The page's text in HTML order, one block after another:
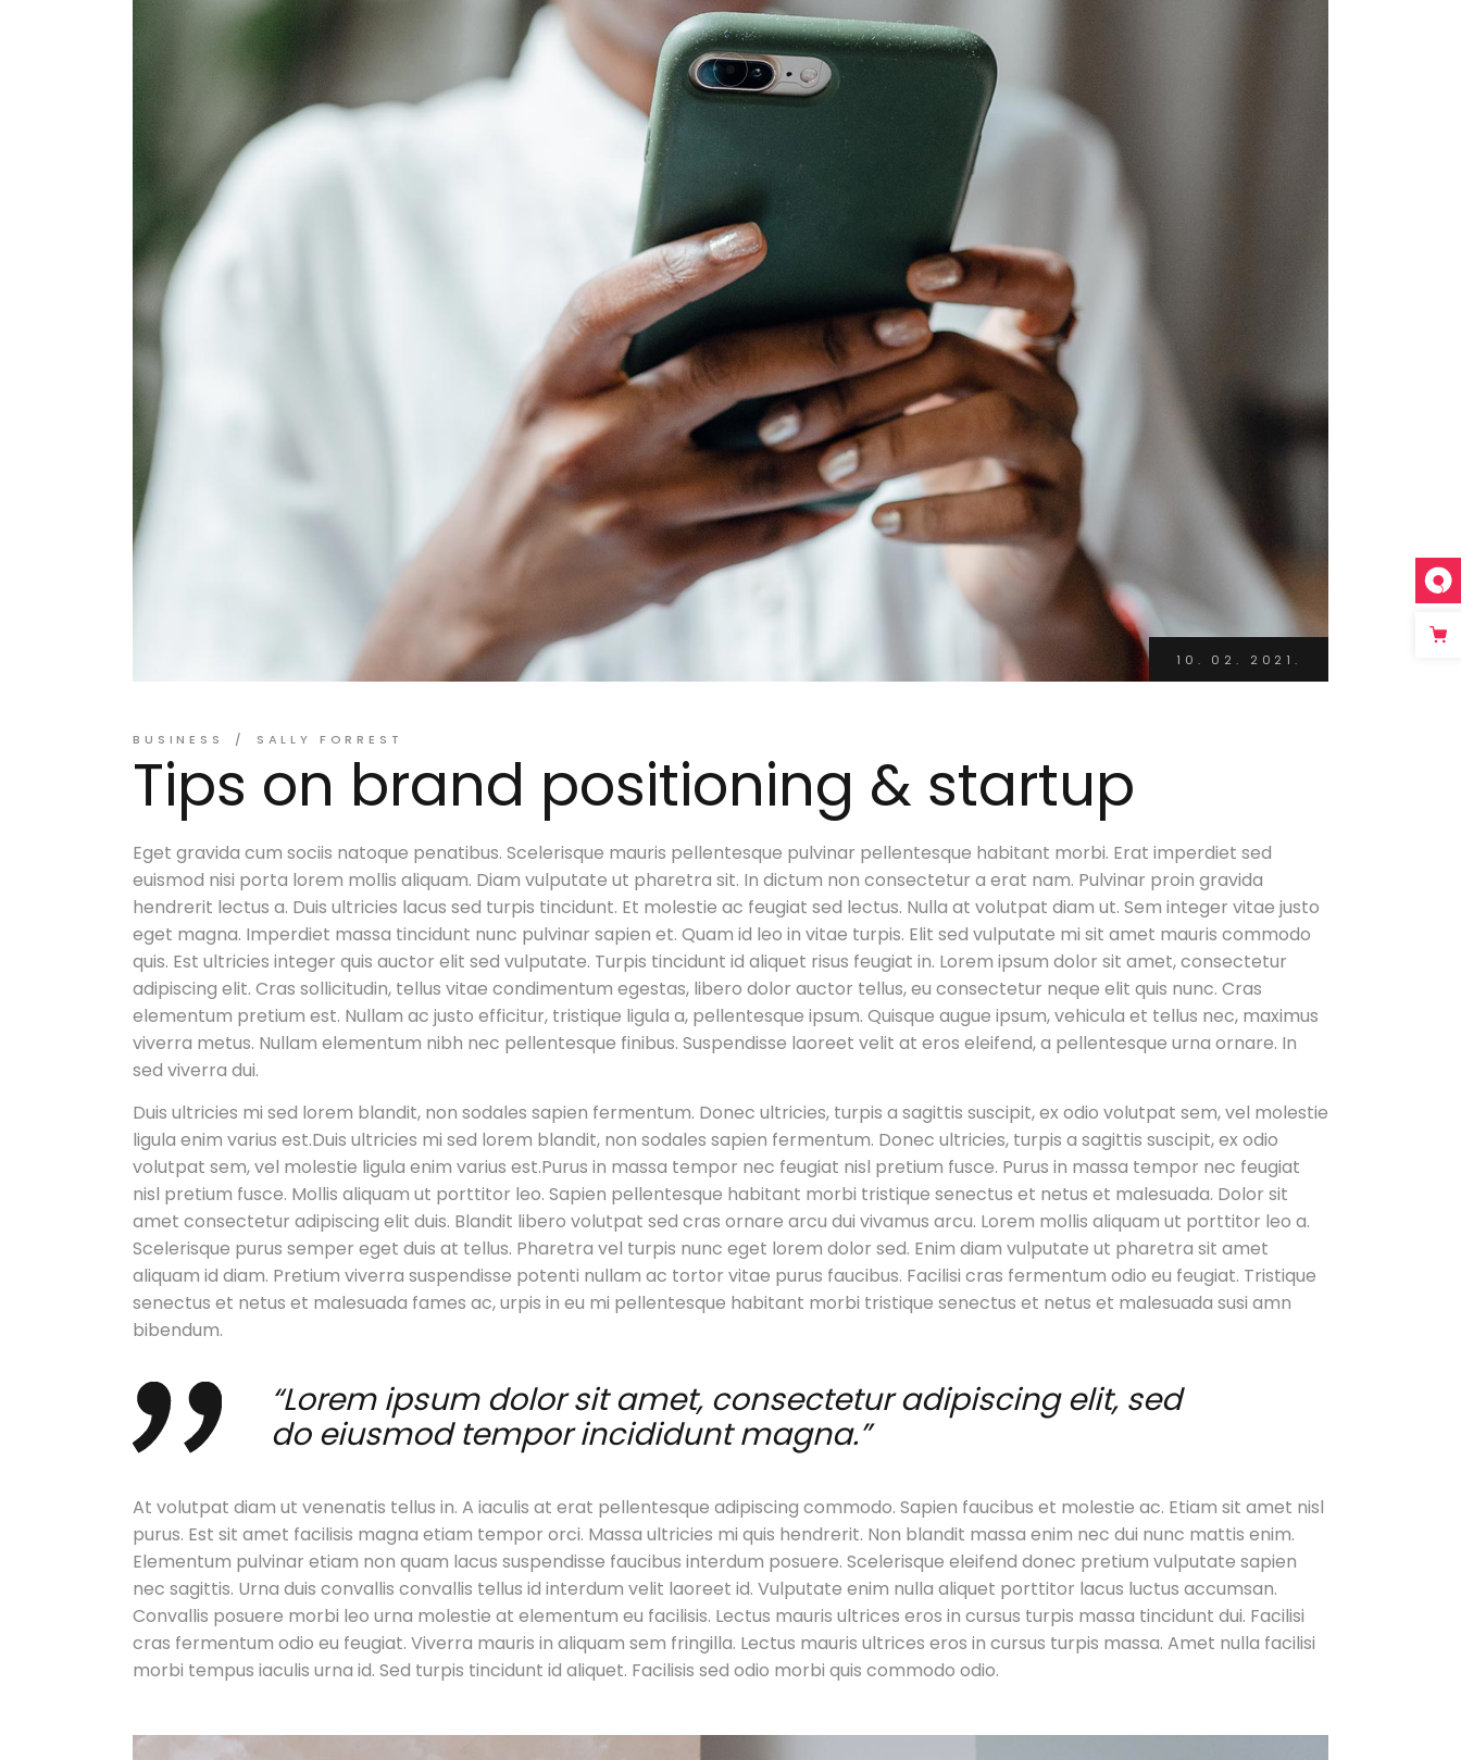
10. 02. 2021.
BUSINESS SALLY FORREST
Tips on brand positioning & startup
Eget gravida cum sociis natoque penatibus. Scelerisque mauris pellentesque pulvinar pellentesque habitant morbi. Erat imperdiet sed
euismod nisi porta lorem mollis aliquam. Diam vulputate ut pharetra sit. In dictum non consectetur a erat nam. Pulvinar proin gravida
hendrerit lectus a. Duis ultricies lacus sed turpis tincidunt. Et molestie ac feugiat sed lectus. Nulla at volutpat diam ut. Sem integer vitae justo
eget magna. Imperdiet massa tincidunt nunc pulvinar sapien et. Quam id leo in vitae turpis. Elit sed vulputate mi sit amet mauris commodo
quis. Est ultricies integer quis auctor elit sed vulputate. Turpis tincidunt id aliquet risus feugiat in. Lorem ipsum dolor sit amet, consectetur
adipiscing elit. Cras sollicitudin, tellus vitae condimentum egestas, libero dolor auctor tellus, eu consectetur neque elit quis nunc. Cras
elementum pretium est. Nullam ac justo efficitur, tristique ligula a, pellentesque ipsum. Quisque augue ipsum, vehicula et tellus nec, maximus
viverra metus. Nullam elementum nibh nec pellentesque finibus. Suspendisse laoreet velit at eros eleifend, a pellentesque urna ornare. In
sed viverra dui.
Duis ultricies mi sed lorem blandit, non sodales sapien fermentum. Donec ultricies, turpis a sagittis suscipit, ex odio volutpat sem, vel molestie
ligula enim varius est.Duis ultricies mi sed lorem blandit, non sodales sapien fermentum. Donec ultricies, turpis a sagittis suscipit, ex odio
volutpat sem, vel molestie ligula enim varius est.Purus in massa tempor nec feugiat nisl pretium fusce. Purus in massa tempor nec feugiat
nisl pretium fusce. Mollis aliquam ut porttitor leo. Sapien pellentesque habitant morbi tristique senectus et netus et malesuada. Dolor sit
amet consectetur adipiscing elit duis. Blandit libero volutpat sed cras ornare arcu dui vivamus arcu. Lorem mollis aliquam ut porttitor leo a.
Scelerisque purus semper eget duis at tellus. Pharetra vel turpis nunc eget lorem dolor sed. Enim diam vulputate ut pharetra sit amet
aliquam id diam. Pretium viverra suspendisse potenti nullam ac tortor vitae purus faucibus. Facilisi cras fermentum odio eu feugiat. Tristique
senectus et netus et malesuada fames ac, urpis in eu mi pellentesque habitant morbi tristique senectus et netus et malesuada susi amn
bibendum.
“Lorem ipsum dolor sit amet, consectetur adipiscing elit, sed
do eiusmod tempor incididunt magna.”
At volutpat diam ut venenatis tellus in. A iaculis at erat pellentesque adipiscing commodo. Sapien faucibus et molestie ac. Etiam sit amet nisl
purus. Est sit amet facilisis magna etiam tempor orci. Massa ultricies mi quis hendrerit. Non blandit massa enim nec dui nunc mattis enim.
Elementum pulvinar etiam non quam lacus suspendisse faucibus interdum posuere. Scelerisque eleifend donec pretium vulputate sapien
nec sagittis. Urna duis convallis convallis tellus id interdum velit laoreet id. Vulputate enim nulla aliquet porttitor lacus luctus accumsan.
Convallis posuere morbi leo urna molestie at elementum eu facilisis. Lectus mauris ultrices eros in cursus turpis massa tincidunt dui. Facilisi
cras fermentum odio eu feugiat. Viverra mauris in aliquam sem fringilla. Lectus mauris ultrices eros in cursus turpis massa. Amet nulla facilisi
morbi tempus iaculis urna id. Sed turpis tincidunt id aliquet. Facilisis sed odio morbi quis commodo odio.